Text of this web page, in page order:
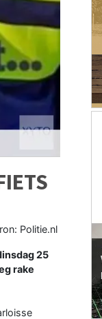
Politie.nl
25
rake